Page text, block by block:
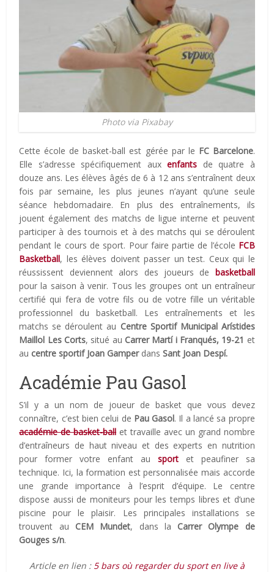
Photo via Pixabay
Cette école de basket-ball est gérée par le FC Barcelone.
Elle s’adresse spécifiquement auxenfants de quatre à
douze ans. Les élèves âgés de 6 à 12 ans s’entraînent deux
fois par semaine, les plus jeunes n’ayant qu’une seule
séance hebdomadaire. En plus des entraînements, ils
jouent également des matchs de ligue interne et peuvent
participer à des tournois et à des matchs qui se déroulent
pendant le cours de sport. Pour faire partie de l’école FCB
Basketball, les élèves doivent passer un test. Ceux qui le
réussissent deviennent alors des joueurs de basketball
pour la saison à venir. Tous les groupes ont un entraîneur
certifié qui fera de votre fils ou de votre fille un véritable
professionnel du basketball. Les entraînements et les
matchs se déroulent au Centre Sportif Municipal Arístides
Maillol Les Corts, situé au Carrer Martí i Franqués, 19-21 et
au centre sportif Joan Gamper dans Sant Joan Despí.
Académie Pau Gasol
S’il y a un nom de joueur de basket que vous devez
connaître, c’est bien celui de Pau Gasol. Il a lancé sa propre
académie de basket-ballet travaille avec un grand nombre
d’entraîneurs de haut niveau et des experts en nutrition
pour former votre enfant au sportet peaufiner sa
technique. Ici, la formation est personnalisée mais accorde
une grande importance à l’esprit d’équipe. Le centre
dispose aussi de moniteurs pour les temps libres et d’une
piscine pour le plaisir. Les principales installations se
trouvent au CEM Mundet, dans laCarrer Olympe de
Gouges s/n.
Article en lien : 5 bars où regarder du sport en live à